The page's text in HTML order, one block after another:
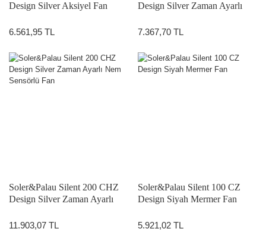
Design Silver Aksiyel Fan
6.561,95 TL
Design Silver Zaman Ayarlı
7.367,70 TL
Soler&Palau Silent 200 CHZ
Design Silver Zaman Ayarlı
11.903,07 TL
Soler&Palau Silent 100 CZ
Design Siyah Mermer Fan
5.921,02 TL